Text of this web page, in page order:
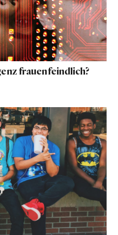
frauenfeindlich?